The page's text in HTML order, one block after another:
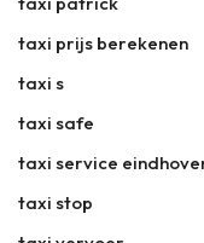
taxi prijs berekenen
taxi s
taxi safe
taxi service
taxi stop